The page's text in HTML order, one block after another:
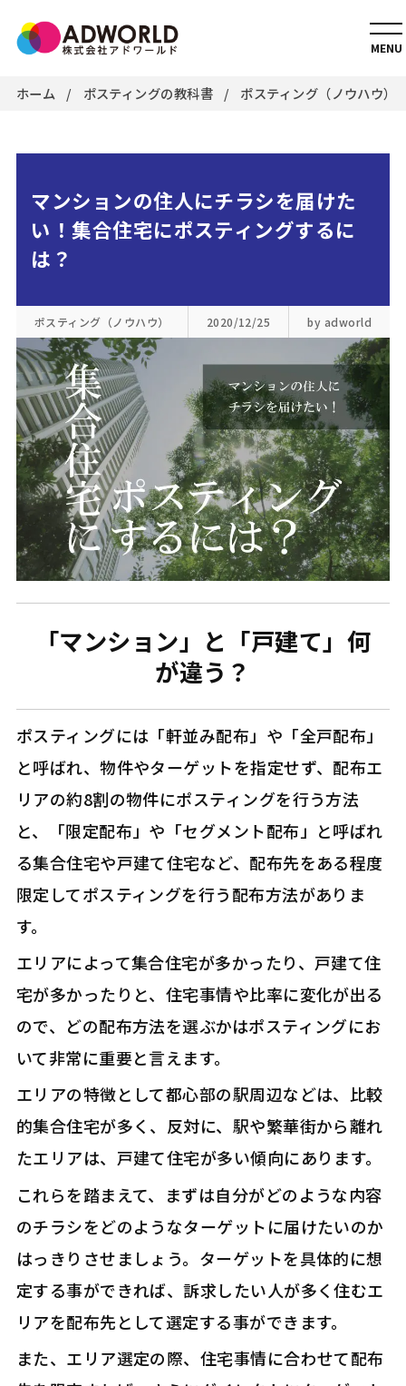
MENU
ホーム ポスティングの教科書 ポスティング（ノウハウ）
マンションの住人にチラシを届けた
い！集合住宅にポスティングするに
は？
ポスティング（ノウハウ） 2020/12/25 by adworld
「マンション」と「戸建て」何
が違う？
ポスティングには「軒並み配布」や「全戸配布」
と呼ばれ、物件やターゲットを指定せず、配布エ
リアの約8割の物件にポスティングを行う方法
と、「限定配布」や「セグメント配布」と呼ばれ
る集合住宅や戸建て住宅など、配布先をある程度
限定してポスティングを行う配布方法がありま
す。
エリアによって集合住宅が多かったり、戸建て住
宅が多かったりと、住宅事情や比率に変化が出る
ので、どの配布方法を選ぶかはポスティングにお
いて非常に重要と言えます。
エリアの特徴として都心部の駅周辺などは、比較
的集合住宅が多く、反対に、駅や繁華街から離れ
たエリアは、戸建て住宅が多い傾向にあります。
これらを踏まえて、まずは自分がどのような内容
のチラシをどのようなターゲットに届けたいのか
はっきりさせましょう。ターゲットを具体的に想
定する事ができれば、訴求したい人が多く住むエ
リアを配布先として選定する事ができます。
また、エリア選定の際、住宅事情に合わせて配布